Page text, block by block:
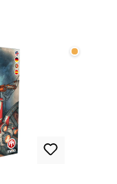
Wenige